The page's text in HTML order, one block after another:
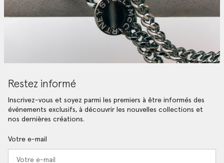
Restez informé
Inscrivez-vous et soyez parmi les premiers à être informés des
événements exclusifs, à découvrir les nouvelles collections et
nos dernières créations.
Votre e-mail